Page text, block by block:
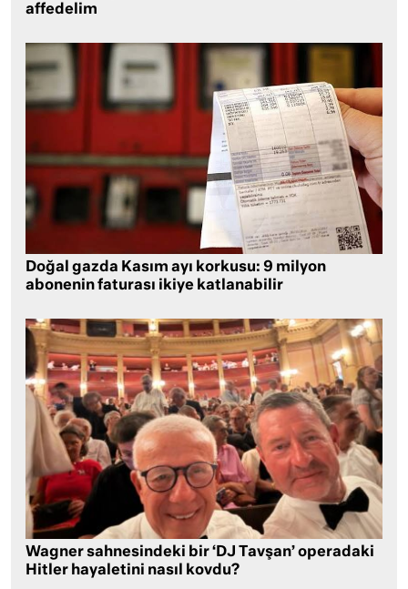
affedelim
Doğal gazda Kasım ayı korkusu: 9 milyon
abonenin faturası ikiye katlanabilir
Wagner sahnesindeki bir ‘DJ Tavşan’ operadaki
Hitler hayaletini nasıl kovdu?